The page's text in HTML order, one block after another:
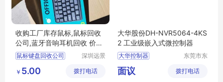
收购工厂库存鼠标,鼠标回收
公司,蓝牙音响耳机回收 价格
高
鼠标键盘回收公司
深圳远景
有限公司
￥ 5.00 拨打电话
大华股份DH-NVR5064-4KS
2 工业级嵌入式微控制器
大华控制器
NVR5064
东莞市东
子配件店
面议 拨打电话